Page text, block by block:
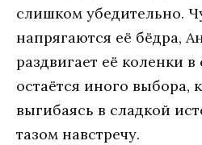
слишком убедительно.
напрягаются её бёдра,
раздвигает её коленки
остаётся иного выбора,
выгибаясь в сладкой
тазом навстречу.